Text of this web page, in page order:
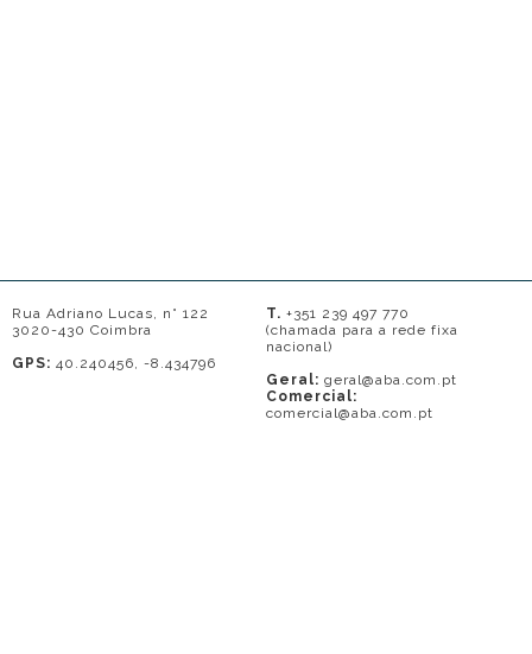
Rua Adriano Lucas, n° 122
3020-430 Coimbra
GPS: 40.240456, -8.434796
T. +351 239 497 770
(chamada para a rede fixa
nacional)
Geral: geral@aba.com.pt
Comercial:
comercial@aba.com.pt